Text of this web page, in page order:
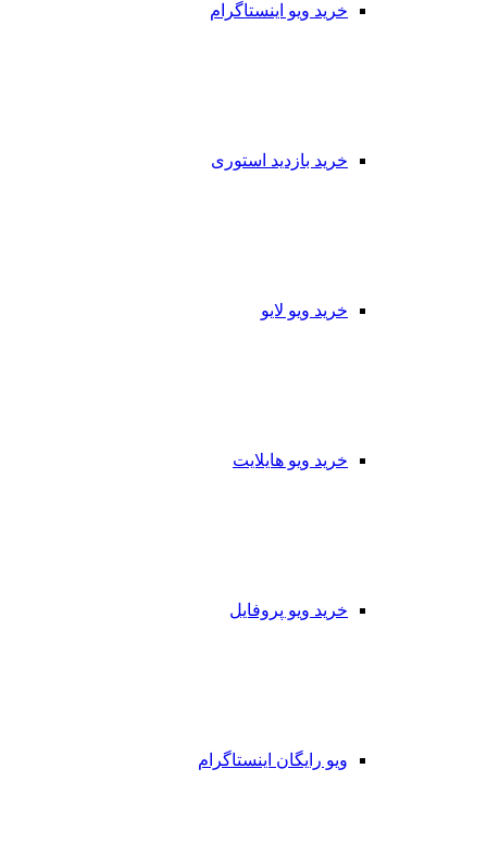
خرید ویو اینستاگرام
خرید بازدید استوری
خرید ویو لایو
خرید ویو هایلایت
خرید ویو پروفایل
ویو رایگان اینستاگرام